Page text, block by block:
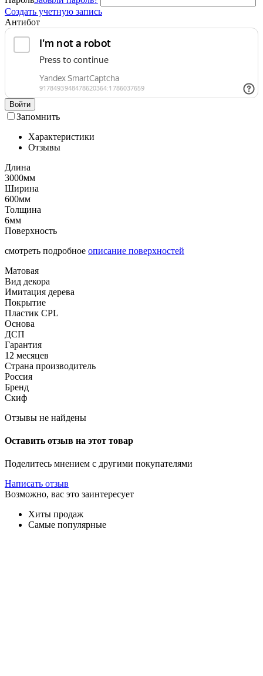
Создать учетную запись
Антибот
Войти
Запомнить
Характеристики
Отзывы
Длина
3000мм
Ширина
600мм
Толщина
6мм
Поверхность
смотреть подробное описание поверхностей
Матовая
Вид декора
Имитация дерева
Покрытие
Пластик CPL
Основа
ДСП
Гарантия
12 месяцев
Страна производитель
Россия
Бренд
Скиф
Отзывы не найдены
Оставить отзыв на этот товар
Поделитесь мнением с другими покупателями
Написать отзыв
Возможно, вас это заинтересует
Хиты продаж
Самые популярные